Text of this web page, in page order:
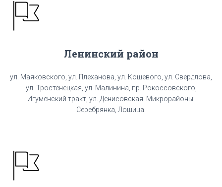
Ленинский район
ул. Маяковского, ул. Плеханова, ул. Кошевого, ул. Свердлова,
ул. Тростенецкая, ул. Малинина, пр. Рокоссовского,
Игуменский тракт, ул. Денисовская. Микрорайоны:
Серебрянка, Лошица.